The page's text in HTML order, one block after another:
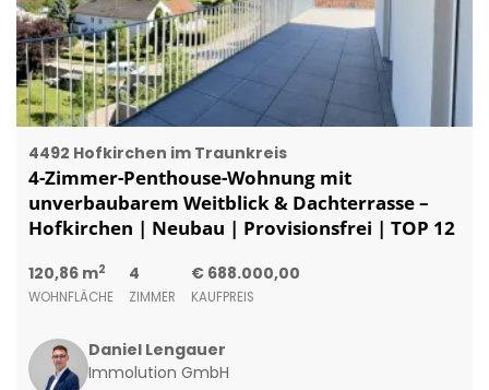
4492 Hofkirchen im Traunkreis
4-Zimmer-Penthouse-Wohnung mit
unverbaubarem Weitblick & Dachterrasse –
Hofkirchen | Neubau | Provisionsfrei | TOP 12
120,86 m2
WOHNFLÄCHE
4
ZIMMER
€ 688.000,00
KAUFPREIS
Daniel Lengauer
Immolution GmbH